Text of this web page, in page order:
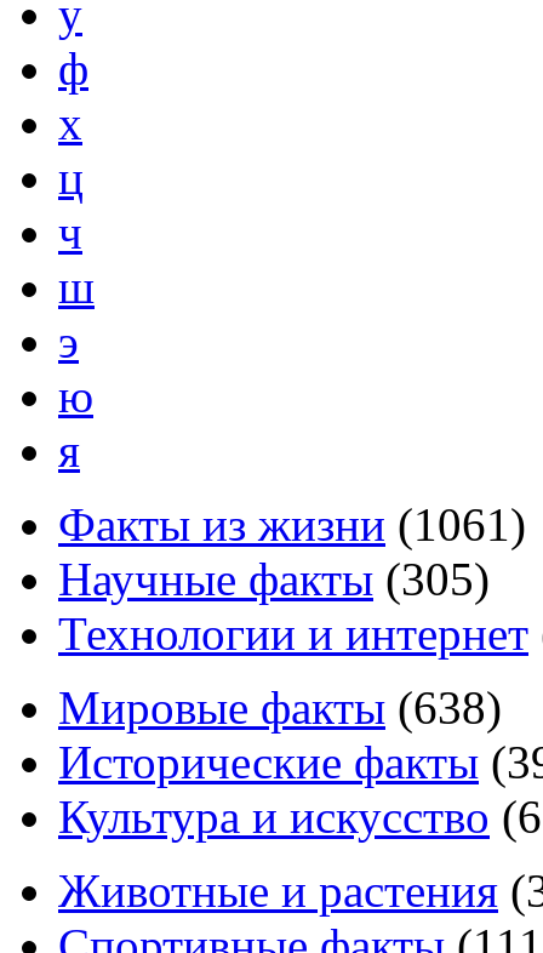
у
ф
х
ц
ч
ш
э
ю
я
Факты из жизни (1061)
Научные факты (305)
Технологии и интернет
Мировые факты (638)
Исторические факты (
Культура и искусство (
Животные и растения (